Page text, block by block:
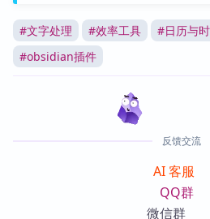
#文字处理 #效率工具 #日历与
#obsidian插件
反馈交流
AI 客服
QQ群
微信群